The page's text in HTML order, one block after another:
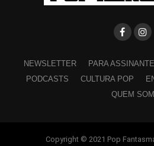
NEWSLETTER PARA
PODCASTS
CULTURA POP
QUEM
Copyright © 2021 Pop